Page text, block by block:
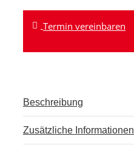
Termin vereinbaren
Beschreibung
Zusätzliche Informationen